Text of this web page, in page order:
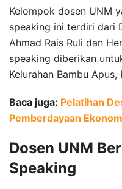
Kelompok dosen UNM
speaking ini terdiri dari
Ahmad Rais Ruli dan
speaking diberikan
Kelurahan Bambu
Baca juga: Pelatihan
Pemberdayaan
Dosen UNM
Speaking